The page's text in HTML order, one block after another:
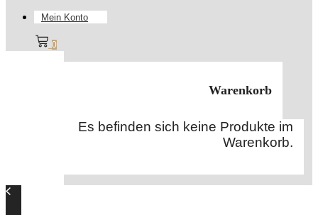
Mein Konto
0
Warenkorb
Es befinden sich keine Produkte im
Warenkorb.